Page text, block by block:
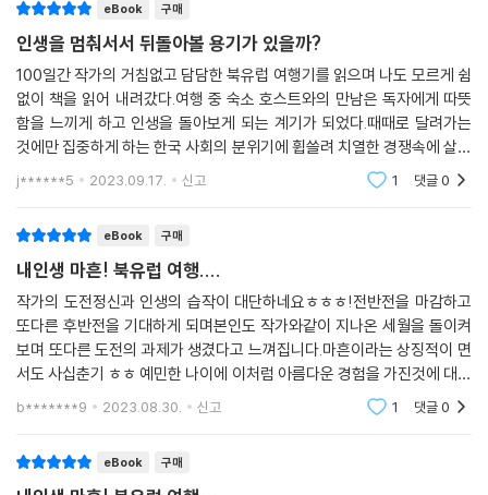
eBook 구매
인생을 멈춰서서 뒤돌아볼 용기가 있을까?
100일간 작가의 거침없고 담담한 북유럽 여행기를 읽으며 나도 모르게 쉼
없이 책을 읽어 내려갔다.여행 중 숙소 호스트와의 만남은 독자에게 따뜻
함을 느끼게 하고 인생을 돌아보게 되는 계기가 되었다.때때로 달려가는
것에만 집중하게 하는 한국 사회의 분위기에 휩쓸려 치열한 경쟁속에 살아
가며 쉼없이 살아가곤 하지만, 이 책을 읽으며 인생의 여정에 쉼을 찍을 수
있는 용기가 생기
j******5 2023.09.17. 신고 1 댓글0
eBook 구매
내인생 마흔! 북유럽 여행....
작가의 도전정신과 인생의 습작이 대단하네요ㅎㅎㅎ!전반전을 마감하고
또다른 후반전을 기대하게 되며본인도 작가와같이 지나온 세월을 돌이켜
보며 또다른 도전의 과제가 생겼다고 느껴집니다.마흔이라는 상징적이 면
서도 사십춘기 ㅎㅎ 예민한 나이에 이처럼 아름다운 경험을 가진것에 대하
여 부러우면서도 동기가 생기네요!중년이라면 누구나 공감되는 한편의 수
b*******9 2023.08.30. 신고 1 댓글0
eBook 구매